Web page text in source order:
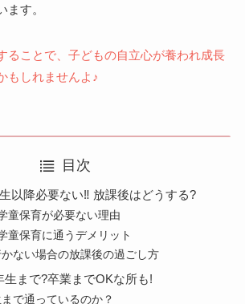
ます。
ることで、子どもの自立心が養われ成長
もしれませんよ♪
目次
以降必要ない‼︎ 放課後はどうする?
童保育が必要ない理由
童保育に通うデメリット
ない場合の放課後の過ごし方
生まで?卒業までOKな所も!
で通っているのか？